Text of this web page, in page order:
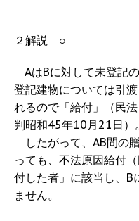
２解説 ○
AはBに対して未登記
登記建物については引
れるので「給付」（民
判昭和45年10月21日）。
したがって、AB間の
っても、不法原因給付
付した者」に該当し、B
ません。